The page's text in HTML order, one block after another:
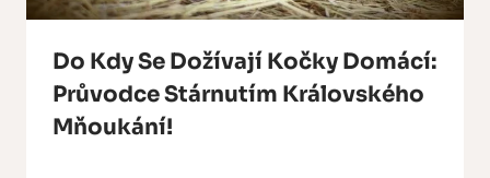
Do Kdy Se Dožívají Kočky Domácí:
Průvodce Stárnutím Královského
Mňoukání!